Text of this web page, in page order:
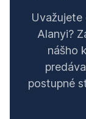
Alanyi?
nášho
postupné